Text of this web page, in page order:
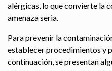
alérgicas, lo que convierte la
amenaza seria.
Para prevenir la
establecer procedimientos y
continuación, se presentan